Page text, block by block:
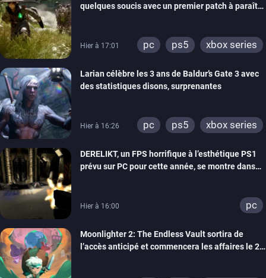
quelques soucis avec un premier patch à paraître
Hier à 17:01 pc ps5 xbox series
Larian célèbre les 3 ans de Baldur’s Gate 3 avec
des statistiques disons, surprenantes
Hier à 16:26 pc ps5 xbox series
DERELIKT, un FPS horrifique à l’esthétique PS1
prévu sur PC pour cette année, se montre dans
Hier à 16:00 pc
Moonlighter 2: The Endless Vault sortira de
l’accès anticipé et commencera les affaires le 2